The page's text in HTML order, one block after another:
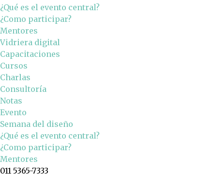
¿Qué es el evento central?
¿Como participar?
Mentores
Vidriera digital
Capacitaciones
Cursos
Charlas
Consultoría
Notas
Evento
Semana del diseño
¿Qué es el evento central?
¿Como participar?
Mentores
011 5365-7333